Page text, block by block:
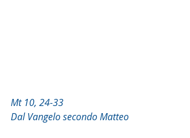
Mt 10, 24-33
Dal Vangelo secondo Matteo